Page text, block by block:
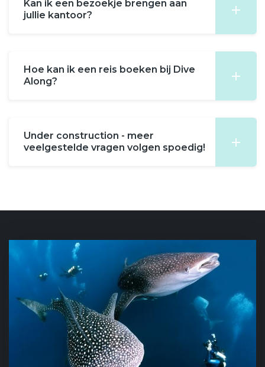
Kan ik een bezoekje brengen aan
jullie kantoor?
Hoe kan ik een reis boeken bij Dive
Along?
Under construction - meer
veelgestelde vragen volgen spoedig!